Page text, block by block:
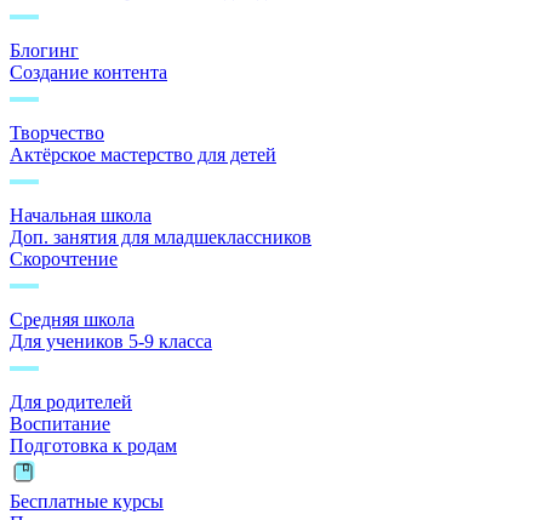
Блогинг
Создание контента
Творчество
Актёрское мастерство для детей
Начальная школа
Доп. занятия для младшеклассников
Скорочтение
Средняя школа
Для учеников 5-9 класса
Для родителей
Воспитание
Подготовка к родам
Бесплатные курсы